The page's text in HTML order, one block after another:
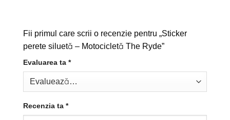
Fii primul care scrii o recenzie pentru „Sticker
perete siluetă – Motocicletă The Ryde”
Evaluarea ta *
Recenzia ta *